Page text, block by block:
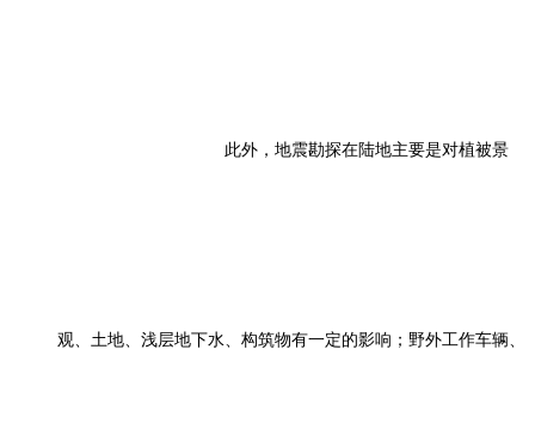
此外，地震勘探在陆地主要是对植被景
观、土地、浅层地下水、构筑物有一定的影响；野外工作车辆、